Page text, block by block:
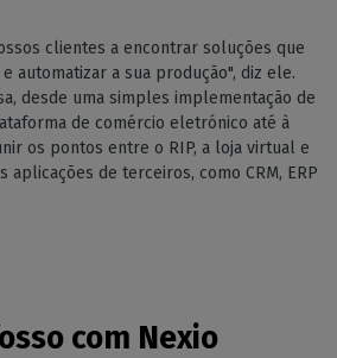
clientes a encontrar soluções que
automatizar a sua produção", diz ele.
desde uma simples implementação de
de comércio eletrónico até à
os pontos entre o RIP, a loja virtual e
aplicações de terceiros, como CRM, ERP
com Nexio